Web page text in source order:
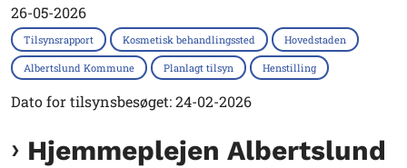
26-05-2026
Tilsynsrapport Kosmetisk behandlingssted Hovedstaden
Albertslund Kommune Planlagt tilsyn Henstilling
Dato for tilsynsbesøget: 24-02-2026
Hjemmeplejen Albertslund